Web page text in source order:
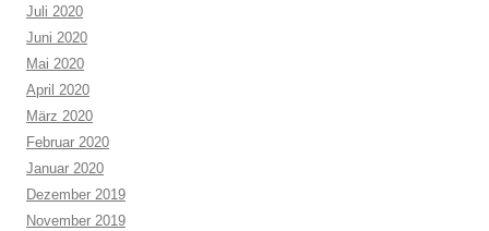
Juli 2020
Juni 2020
Mai 2020
April 2020
März 2020
Februar 2020
Januar 2020
Dezember 2019
November 2019